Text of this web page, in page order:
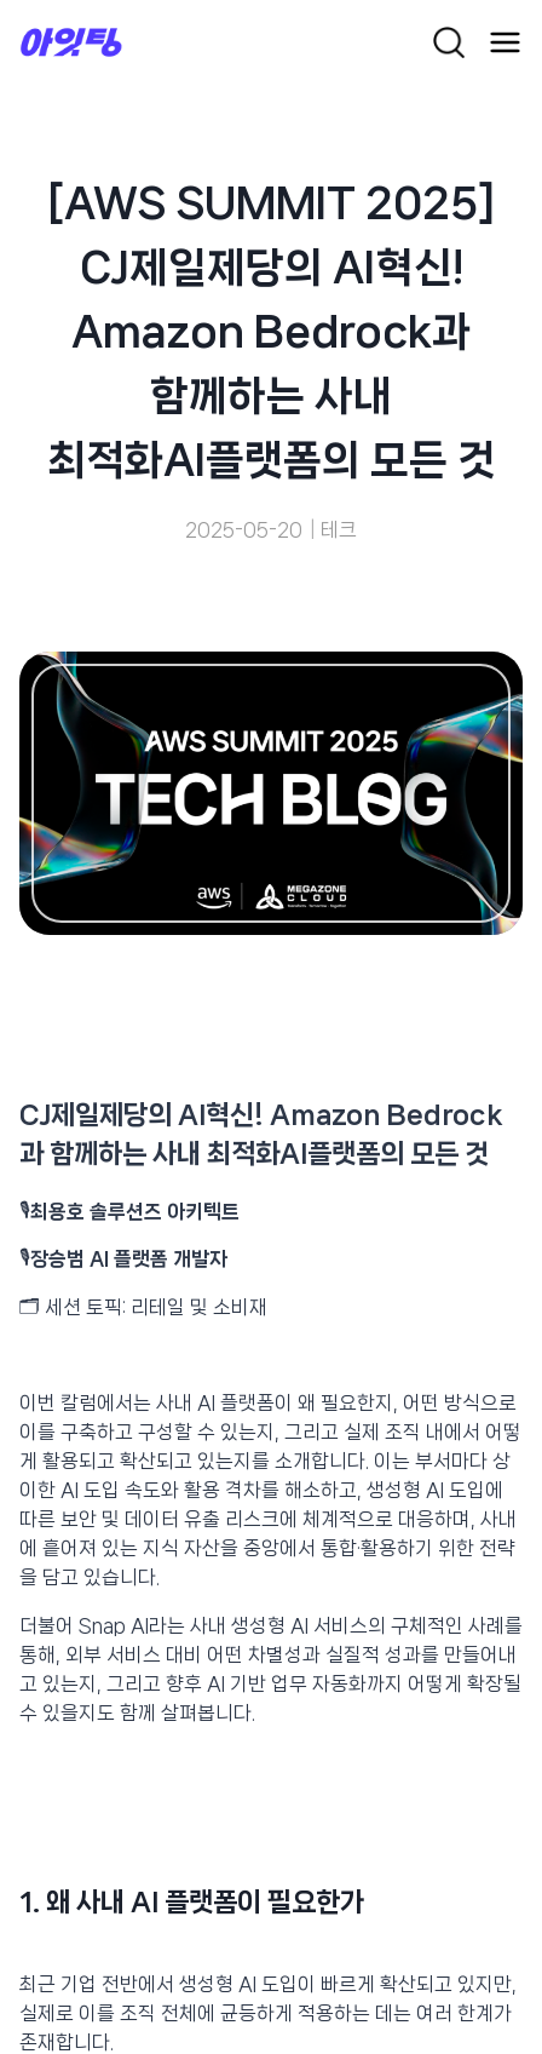
[AWS SUMMIT 2025]
CJ제일제당의 AI혁신!
Amazon Bedrock과
함께하는 사내
최적화AI플랫폼의 모든 것
2025-05-20 테크
CJ제일제당의 AI혁신! Amazon Bedrock
과 함께하는 사내 최적화AI플랫폼의 모든 것
🎙️최용호 솔루션즈 아키텍트
🎙️장승범 AI 플랫폼 개발자
🗂️ 세션 토픽: 리테일 및 소비재
이번 칼럼에서는 사내 AI 플랫폼이 왜 필요한지, 어떤 방식으로
이를 구축하고 구성할 수 있는지, 그리고 실제 조직 내에서 어떻
게 활용되고 확산되고 있는지를 소개합니다. 이는 부서마다 상
이한 AI 도입 속도와 활용 격차를 해소하고, 생성형 AI 도입에
따른 보안 및 데이터 유출 리스크에 체계적으로 대응하며, 사내
에 흩어져 있는 지식 자산을 중앙에서 통합·활용하기 위한 전략
을 담고 있습니다.
더불어 Snap AI라는 사내 생성형 AI 서비스의 구체적인 사례를
통해, 외부 서비스 대비 어떤 차별성과 실질적 성과를 만들어내
고 있는지, 그리고 향후 AI 기반 업무 자동화까지 어떻게 확장될
수 있을지도 함께 살펴봅니다.
1. 왜 사내 AI 플랫폼이 필요한가
최근 기업 전반에서 생성형 AI 도입이 빠르게 확산되고 있지만,
실제로 이를 조직 전체에 균등하게 적용하는 데는 여러 한계가
존재합니다.